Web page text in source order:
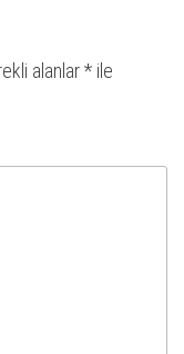
alanlar* ile